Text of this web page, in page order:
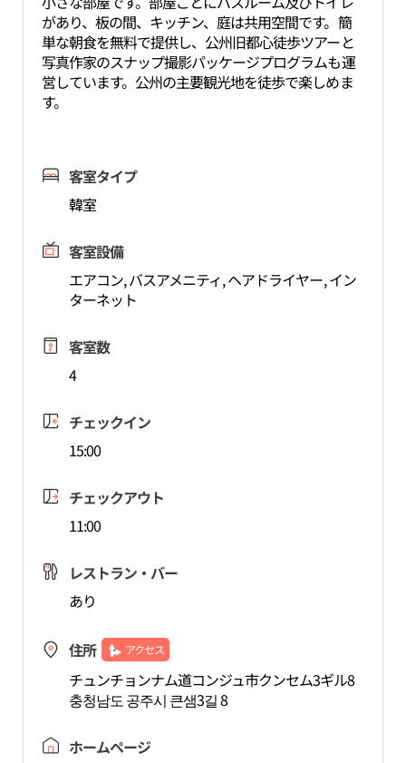
があり、板の間、キッチン、庭は共用空間です。簡
単な朝食を無料で提供し、公州旧都心徒歩ツアーと
写真作家のスナップ撮影パッケージプログラムも運
営しています。公州の主要観光地を徒歩で楽しめま
す。
客室タイプ
韓室
客室設備
エアコン, バスアメニティ, ヘアドライヤー, イン
ターネット
客室数
4
チェックイン
15:00
チェックアウト
11:00
レストラン・バー
あり
住所 アクセス
チュンチョンナム道コンジュ市クンセム3ギル8
충청남도 공주시 큰샘3길 8
ホームページ